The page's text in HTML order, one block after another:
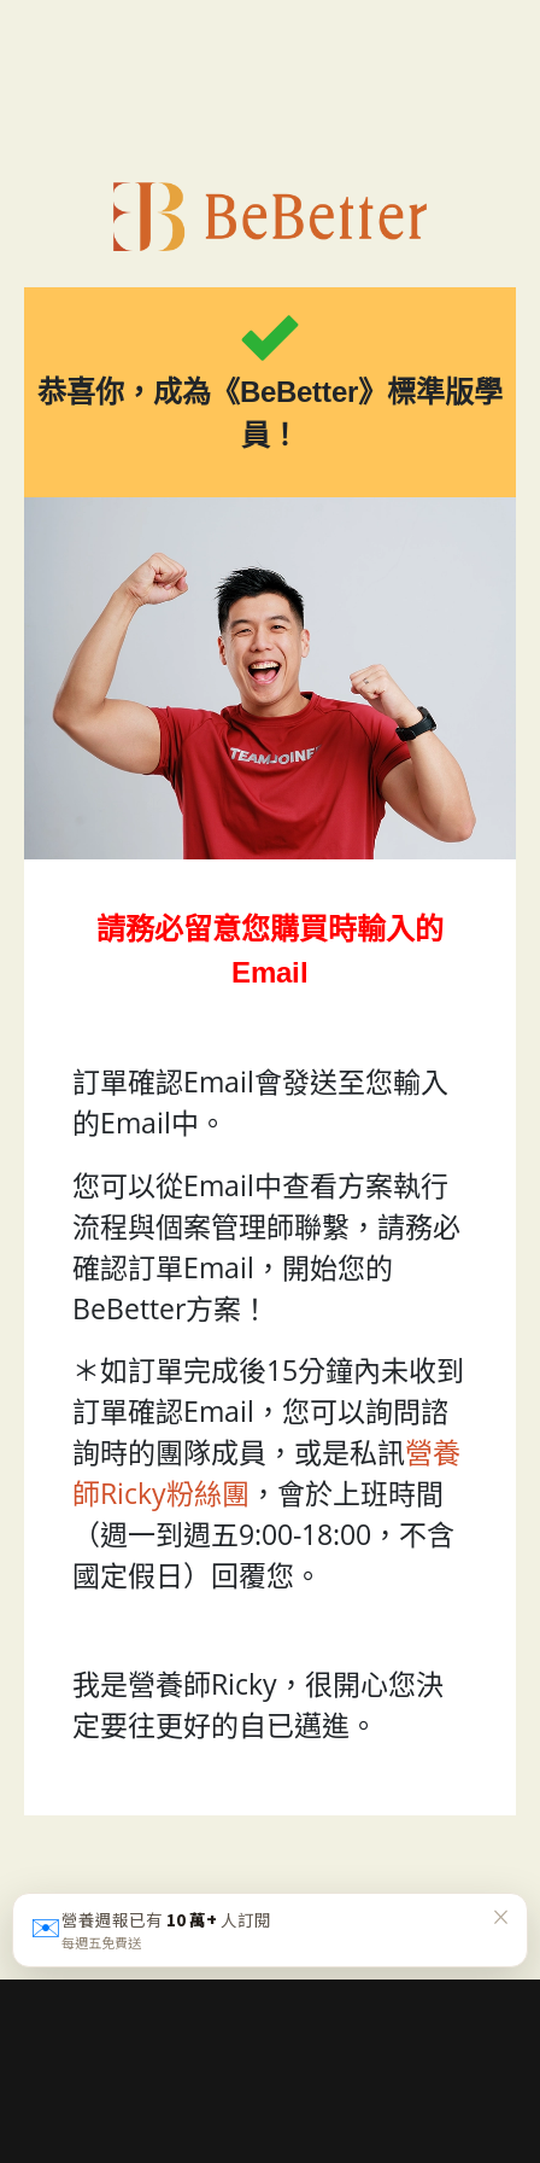
恭喜你，成為《BeBetter》標準版學
員！
請務必留意您購買時輸入的
Email
訂單確認Email會發送至您輸入
的Email中。
您可以從Email中查看方案執行
流程與個案管理師聯繫，請務必
確認訂單Email，開始您的
BeBetter方案！
＊如訂單完成後15分鐘內未收到
訂單確認Email，您可以詢問諮
詢時的團隊成員，或是私訊營養
師Ricky粉絲團 ，會於上班時間
（週一到週五9:00-18:00，不含
國定假日）回覆您。
我是營養師Ricky，很開心您決
定要往更好的自已邁進。
✉️營養週報已有 10 萬+ 人訂閱
每週五免費送
×